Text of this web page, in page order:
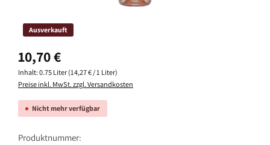
Ausverkauft
Regulärer Preis:
10,70 €
Inhalt:0.75 Liter(14,27 € / 1 Liter)
Preise inkl. MwSt. zzgl. Versandkosten
Nicht mehr verfügbar
Produktnummer: